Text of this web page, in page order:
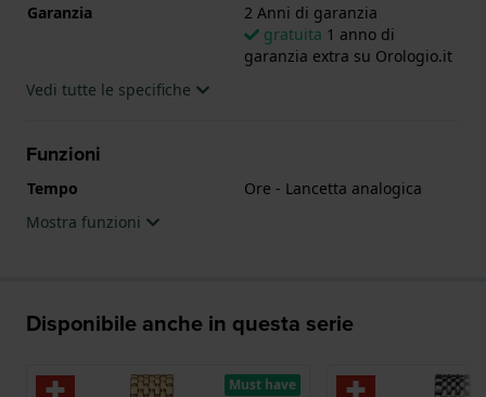
Garanzia
2 Anni di garanzia
gratuita 1 anno di
garanzia extra su Orologio.it
Vedi tutte le specifiche
Funzioni
Tempo
Ore - Lancetta analogica
Mostra funzioni
Disponibile anche in questa serie
Must have